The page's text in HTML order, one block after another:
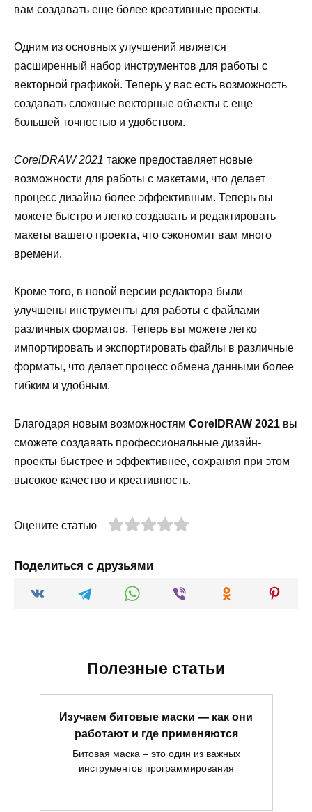
вам создавать еще более креативные проекты.
Одним из основных улучшений является
расширенный набор инструментов для работы с
векторной графикой. Теперь у вас есть возможность
создавать сложные векторные объекты с еще
большей точностью и удобством.
CorelDRAW 2021 также предоставляет новые
возможности для работы с макетами, что делает
процесс дизайна более эффективным. Теперь вы
можете быстро и легко создавать и редактировать
макеты вашего проекта, что сэкономит вам много
времени.
Кроме того, в новой версии редактора были
улучшены инструменты для работы с файлами
различных форматов. Теперь вы можете легко
импортировать и экспортировать файлы в различные
форматы, что делает процесс обмена данными более
гибким и удобным.
Благодаря новым возможностям CorelDRAW 2021 вы
сможете создавать профессиональные дизайн-
проекты быстрее и эффективнее, сохраняя при этом
высокое качество и креативность.
Оцените статью
Поделиться с друзьями
Полезные статьи
Изучаем битовые маски — как они
работают и где применяются
Битовая маска – это один из важных
инструментов программирования